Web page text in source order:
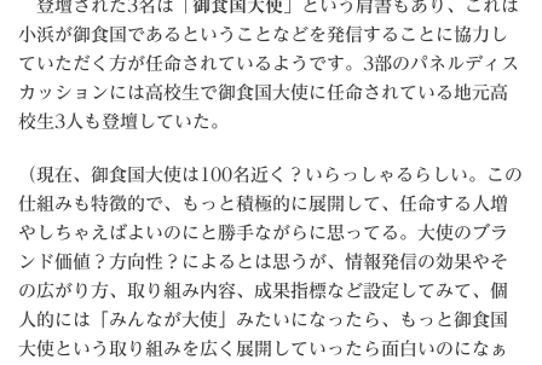
登壇された3名は 「御食国大使」
という肩書もあり、これは
小浜が御食国であるということなどを発信することに協力し
ていただく方が任命されているようです。3部のパネルディス
カッションには高校生で御食国大使に任命されている地元高
校生3人も登壇していた。
（現在、御食国大使は100名近く？いらっしゃるらしい。この
仕組みも特徴的で、もっと積極的に展開して、任命する人増
やしちゃえばよいのにと勝手ながらに思ってる。大使のブラ
ンド価値？方向性？によるとは思うが、情報発信の効果やそ
の広がり方、取り組み内容、成果指標など設定してみて、個
人的には「みんなが大使」みたいになったら、もっと御食国
大使という取り組みを広く展開していったら面白いのになぁ